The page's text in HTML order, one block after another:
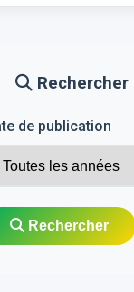
de publication
Rechercher